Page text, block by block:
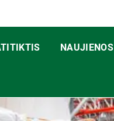
NAUJIENOS